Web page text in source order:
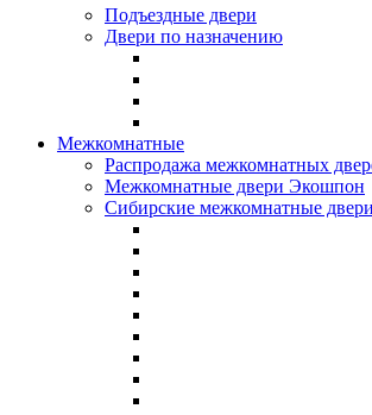
Подъездные двери
Двери по назначению
Межкомнатные
Распродажа межкомнатных
Межкомнатные двери Экошпон
Сибирские межкомнатные двери